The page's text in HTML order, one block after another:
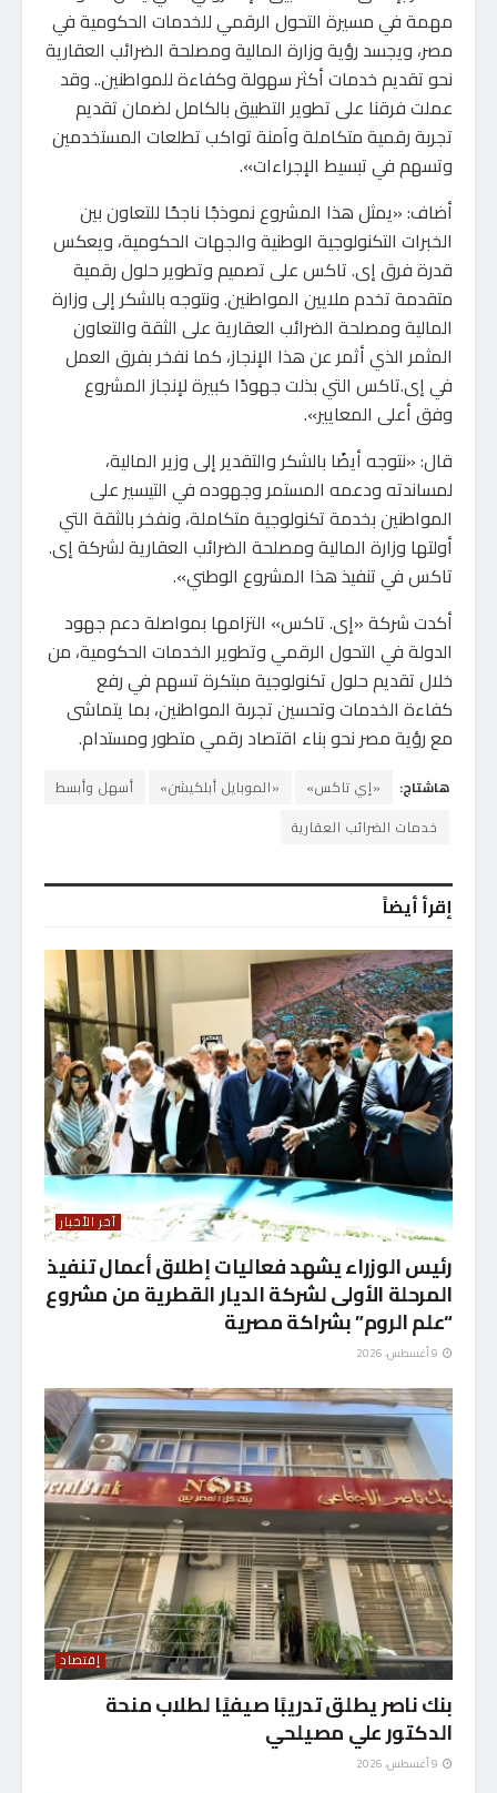
مهمة في مسيرة التحول الرقمي للخدمات الحكومية في
مصر، ويجسد رؤية وزارة المالية ومصلحة الضرائب العقارية
نحو تقديم خدمات أكثر سهولة وكفاءة للمواطنين.. وقد
عملت فرقنا على تطوير التطبيق بالكامل لضمان تقديم
تجربة رقمية متكاملة وآمنة تواكب تطلعات المستخدمين
وتسهم في تبسيط الإجراءات».
أضاف: «يمثل هذا المشروع نموذجًا ناجحًا للتعاون بين
الخبرات التكنولوجية الوطنية والجهات الحكومية، ويعكس
قدرة فرق إى. تاكس على تصميم وتطوير حلول رقمية
متقدمة تخدم ملايين المواطنين. ونتوجه بالشكر إلى وزارة
المالية ومصلحة الضرائب العقارية على الثقة والتعاون
المثمر الذي أثمر عن هذا الإنجاز، كما نفخر بفرق العمل
في إى.تاكس التي بذلت جهودًا كبيرة لإنجاز المشروع
وفق أعلى المعايير».
قال: «نتوجه أيضًا بالشكر والتقدير إلى وزير المالية،
لمساندته ودعمه المستمر وجهوده في التيسير على
المواطنين بخدمة تكنولوجية متكاملة، ونفخر بالثقة التي
أولتها وزارة المالية ومصلحة الضرائب العقارية لشركة إى.
تاكس في تنفيذ هذا المشروع الوطني».
أكدت شركة «إى. تاكس» التزامها بمواصلة دعم جهود
الدولة في التحول الرقمي وتطوير الخدمات الحكومية، من
خلال تقديم حلول تكنولوجية مبتكرة تسهم في رفع
كفاءة الخدمات وتحسين تجربة المواطنين، بما يتماشى
مع رؤية مصر نحو بناء اقتصاد رقمي متطور ومستدام.
هاشتاج: «إي تاكس» «الموبايل أبلكيشن»
أسهل وأبسط
خدمات الضرائب العقارية
إقرأ أيضاً
آخر الأخبار
رئيس الوزراء يشهد فعاليات إطلاق أعمال تنفيذ
المرحلة الأولى لشركة الديار القطرية من مشروع
“علم الروم” بشراكة مصرية
إقتصاد
بنك ناصر يطلق تدريبًا صيفيًا لطلاب منحة
الدكتور علي مصيلحي